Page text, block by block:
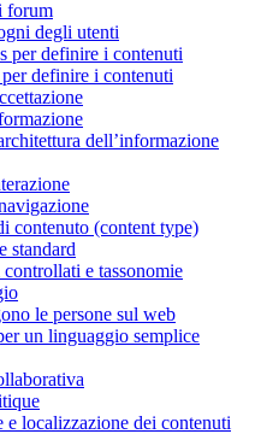
forum
degli utenti
per definire i contenuti
definire i contenuti
dell’informazione
contenuto (content type)
standard
e tassonomie
le persone sul web
un linguaggio semplice
e localizzazione dei contenuti